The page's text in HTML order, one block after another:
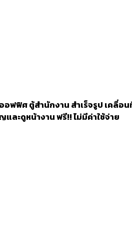
ฟฟิศ ตู้สำนักงาน สำเร็จรูป เคลื่
ละดูหน้างาน ฟรี!! ไม่มีค่าใช้จ่าย